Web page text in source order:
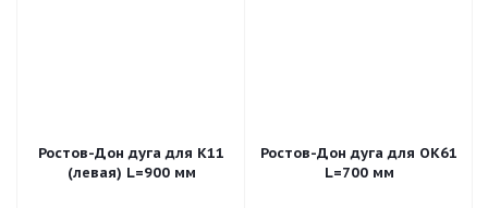
Ростов-Дон дуга для К11
(левая) L=900 мм
Ростов-Дон дуга для ОК61
L=700 мм